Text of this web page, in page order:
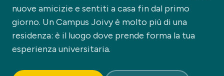
nuove amicizie e sentiti a casa fin dal primo
giorno. Un Campus Joivy è molto più di una
residenza: è il luogo dove prende forma la tua
esperienza universitaria.